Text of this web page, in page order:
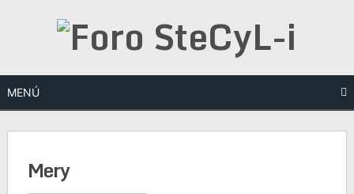
MENÚ
Mery